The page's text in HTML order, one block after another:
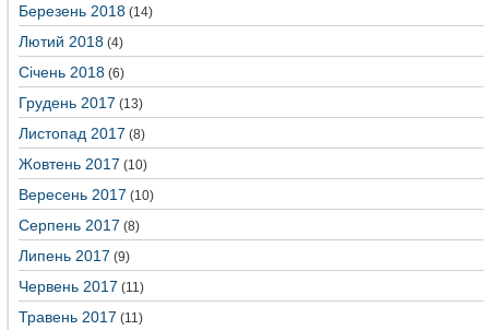
Березень 2018 (14)
Лютий 2018 (4)
Січень 2018 (6)
Грудень 2017 (13)
Листопад 2017 (8)
Жовтень 2017 (10)
Вересень 2017 (10)
Серпень 2017 (8)
Липень 2017 (9)
Червень 2017 (11)
Травень 2017 (11)